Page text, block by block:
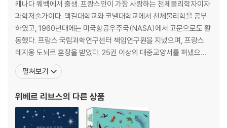
캐나다 퀘벡에서 출생. 프랑스인이 가장 사랑하는 천체물리학자이자
과학저술가이다. 맥길대학교와 코넬대학교에서 천체물리학을 공부
하였고, 1960년대에는 미국항공우주국(NASA)에서 고문으로도 활
동했다. 프랑스 국립과학연구센터 책임연구원을 지냈으며, 프랑스
레지옹 도뇌르 훈장을 받았다. 25권 이상의 대중교양서를 펴냈으며,
그중 여러 권이 번역되어 베스트셀러 작가로 알려졌으며, 과학을 대
중화하는 데 크게 이바지했다. 몬트리올과 파리에서 우주론을 가르쳤
가로 변신한 그는 사라져가는 생물보호를 위해 힘쓰고 있으며, 환경
단체
펼쳐보기
위베르 리브스의 다른 상품